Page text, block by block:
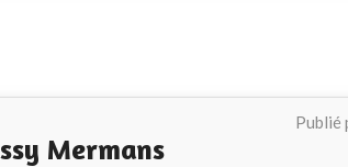
Publié
Mermans